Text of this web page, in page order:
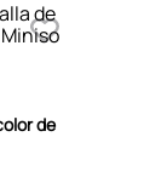
de